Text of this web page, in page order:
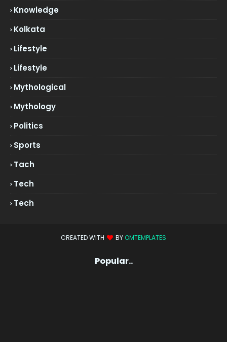
Knowledge
Kolkata
Lifestyle
Lifestyle
Mythological
Mythology
Politics
Sports
Tach
Tech
Tech
CREATED WITH BY OMTEMPLATES
Popular..